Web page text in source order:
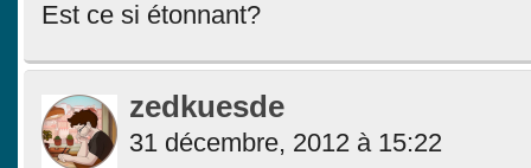
Est ce si étonnant?
zedkuesde
31 décembre, 2012 à 15:22